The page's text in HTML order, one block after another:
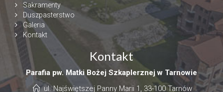
Sakramenty
Duszpasterstwo
Galeria
Kontakt
Kontakt
Parafia pw. Matki Bożej Szkaplerznej w Tarnowie
ul. Najświętszej Panny Marii 1, 33-100 Tarnów